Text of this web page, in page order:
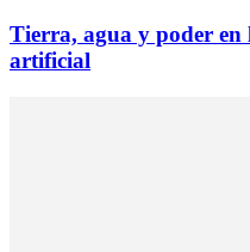
Tierra, agua y poder en
artificial